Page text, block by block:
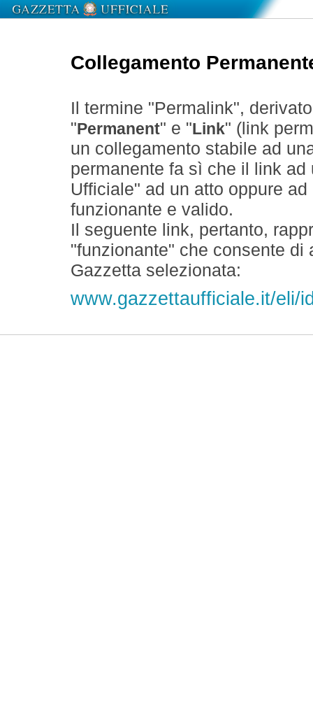
Collegamento
Il termine "Permalink",
" Permanent" e " Link" (link
un collegamento stabile ad
permanente fa sì che il link
Ufficiale" ad un atto oppure
funzionante e valido.
Il seguente link, pertanto,
"funzionante" che consente
Gazzetta selezionata:
www.gazzettaufficiale.it/eli/